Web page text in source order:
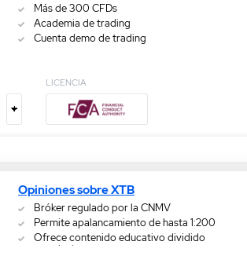
Más de 300 CFDs
Academia de trading
Cuenta demo de trading
+
LICENCIA
Opiniones sobre XTB
Bróker regulado por la CNMV
Permite apalancamiento de hasta 1:200
Ofrece contenido educativo dividido
por niveles